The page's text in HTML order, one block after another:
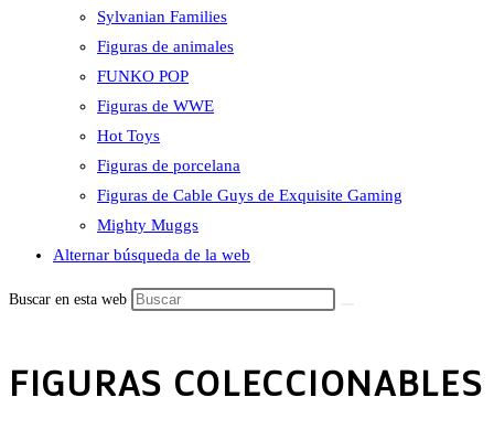
Sylvanian Families
Figuras de animales
FUNKO POP
Figuras de WWE
Hot Toys
Figuras de porcelana
Figuras de Cable Guys de Exquisite Gaming
Mighty Muggs
Alternar búsqueda de la web
Buscar en esta web
FIGURAS